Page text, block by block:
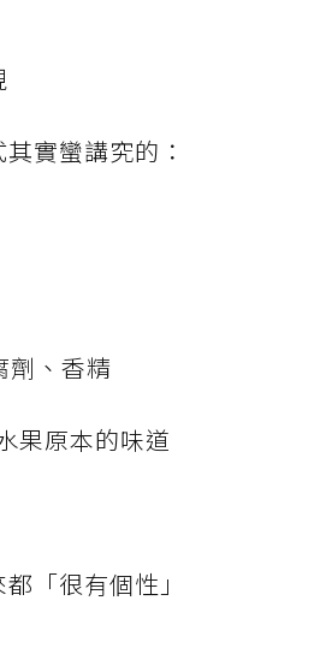
實蠻講究的：
、香精
果原本的味道
「很有個性」